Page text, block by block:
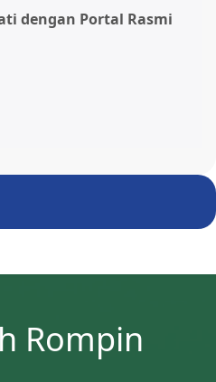
dengan Portal Rasmi
Rompin